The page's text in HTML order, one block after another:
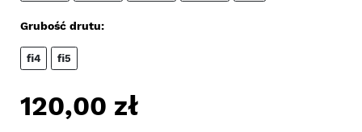
Grubość drutu:
fi4 fi5
120,00 zł